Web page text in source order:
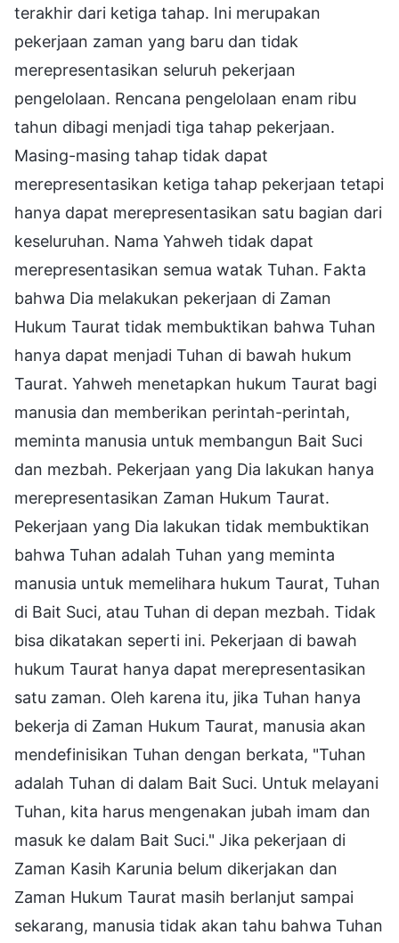
terakhir dari ketiga tahap. Ini merupakan
pekerjaan zaman yang baru dan tidak
merepresentasikan seluruh pekerjaan
pengelolaan. Rencana pengelolaan enam ribu
tahun dibagi menjadi tiga tahap pekerjaan.
Masing-masing tahap tidak dapat
merepresentasikan ketiga tahap pekerjaan tetapi
hanya dapat merepresentasikan satu bagian dari
keseluruhan. Nama Yahweh tidak dapat
merepresentasikan semua watak Tuhan. Fakta
bahwa Dia melakukan pekerjaan di Zaman
Hukum Taurat tidak membuktikan bahwa Tuhan
hanya dapat menjadi Tuhan di bawah hukum
Taurat. Yahweh menetapkan hukum Taurat bagi
manusia dan memberikan perintah-perintah,
meminta manusia untuk membangun Bait Suci
dan mezbah. Pekerjaan yang Dia lakukan hanya
merepresentasikan Zaman Hukum Taurat.
Pekerjaan yang Dia lakukan tidak membuktikan
bahwa Tuhan adalah Tuhan yang meminta
manusia untuk memelihara hukum Taurat, Tuhan
di Bait Suci, atau Tuhan di depan mezbah. Tidak
bisa dikatakan seperti ini. Pekerjaan di bawah
hukum Taurat hanya dapat merepresentasikan
satu zaman. Oleh karena itu, jika Tuhan hanya
bekerja di Zaman Hukum Taurat, manusia akan
mendefinisikan Tuhan dengan berkata, "Tuhan
adalah Tuhan di dalam Bait Suci. Untuk melayani
Tuhan, kita harus mengenakan jubah imam dan
masuk ke dalam Bait Suci." Jika pekerjaan di
Zaman Kasih Karunia belum dikerjakan dan
Zaman Hukum Taurat masih berlanjut sampai
sekarang, manusia tidak akan tahu bahwa Tuhan